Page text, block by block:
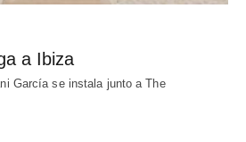
a Ibiza
García se instala junto a The